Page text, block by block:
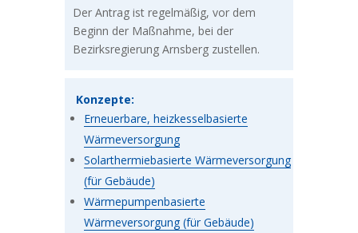
Der Antrag ist regelmäßig, vor dem
Beginn der Maßnahme, bei der
Bezirksregierung Arnsberg zustellen.
Konzepte:
Erneuerbare, heizkesselbasierte
Wärmeversorgung
Solarthermiebasierte Wärmeversorgung
(für Gebäude)
Wärmepumpenbasierte
Wärmeversorgung (für Gebäude)